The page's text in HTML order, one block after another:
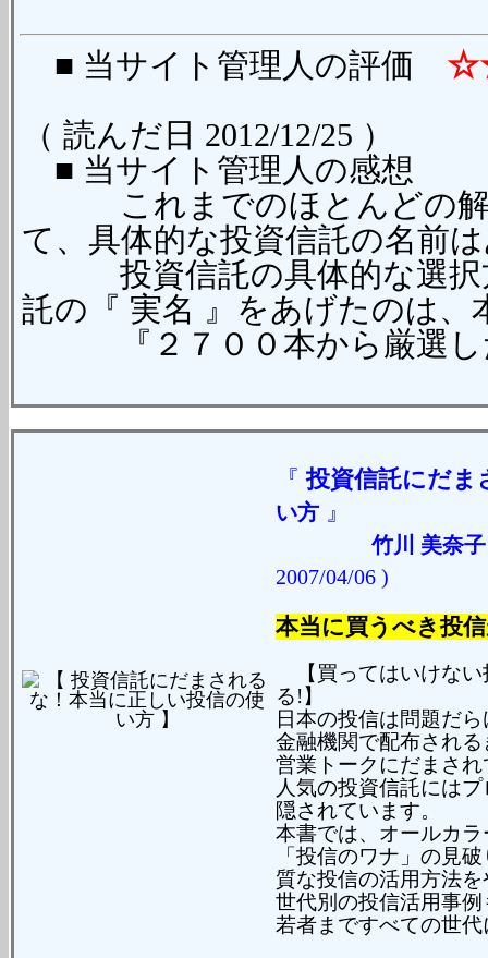
■ 当サイト管理人の評価
（ 読んだ日 2012/12/25 ）
■ 当サイト管理人の感想
これまでのほとんどの解
て、具体的な投資信託の名前
投資信託の具体的な選択
託の『 実名 』をあげたのは、
『２７００本から厳選し
『投資信託にだま
い方 』
竹川 美奈子
2007/04/06 )
本当に買うべき投
【買ってはいけない
る!】
日本の投信は問題だ
金融機関で配布され
営業トークにだまさ
人気の投資信託には
隠されています。
本書では、オールカ
「投信のワナ」の見
質な投信の活用方法
世代別の投信活用事
若者まですべての世